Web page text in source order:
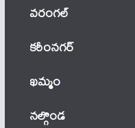
వ‌రంగ‌ల్
కరీంనగర్
ఖ‌మ్మం
నల్గొండ